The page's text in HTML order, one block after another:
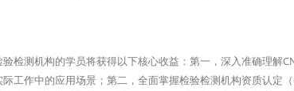
检测机构的学员将获得以下核心收益：第一，深入准确理解
工作中的应用场景；第二，全面掌握检验检测机构资质认定